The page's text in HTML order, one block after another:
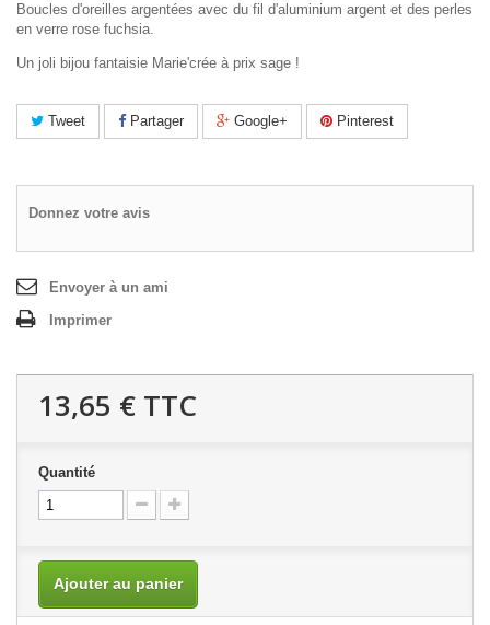
Boucles d'oreilles argentées avec du fil d'aluminium argent et des perles
en verre rose fuchsia.
Un joli bijou fantaisie Marie'crée à prix sage !
Tweet Partager Google+ Pinterest
Donnez votre avis
Envoyer à un ami
Imprimer
13,65 € TTC
Quantité
Ajouter au panier